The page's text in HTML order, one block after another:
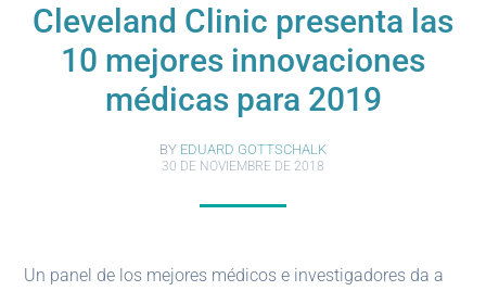
Cleveland Clinic presenta las
10 mejores innovaciones
médicas para 2019
BY EDUARD GOTTSCHALK
30 DE NOVIEMBRE DE 2018
Un panel de los mejores médicos e investigadores da a